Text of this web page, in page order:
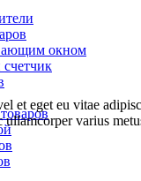
окном
et eget eu vitae
ullamcorper varius